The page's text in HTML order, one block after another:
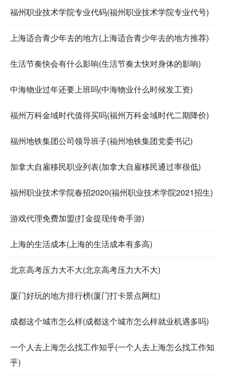
福州职业技术学院专业代码(福州职业技术学院专业代号)
上海适合青少年去的地方(上海适合青少年去的地方推荐)
生活节奏快会有什么影响(生活节奏太快对身体的影响)
中海物业过年还要上班吗(中海物业什么时候发工资)
福州万科金域时代值得买吗(福州万科金域时代二期降价)
福州地铁集团公司领导班子(福州地铁集团党委书记)
加拿大自雇移民职业列表(加拿大自雇移民通过率很低)
福州职业技术学院春招2020(福州职业技术学院2021招生)
游戏代理免费加盟(打金提现传奇手游)
上海的生活成本(上海的生活成本有多高)
北京高考压力大不大(北京高考压力大不大)
厦门好玩的地方排行榜(厦门打卡景点网红)
成都这个城市怎么样(成都这个城市怎么样就业机遇多吗)
一个人去上海怎么找工作知乎(一个人去上海怎么找工作知
乎)